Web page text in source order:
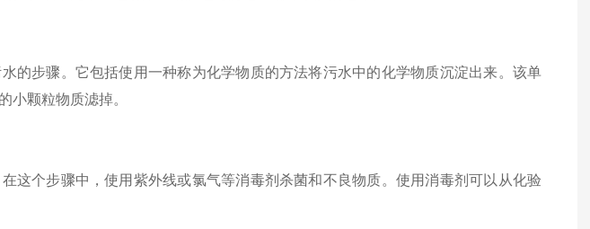
步骤。它包括使用一种称为化学物质的方法将污水中的化学物质沉淀出来。该单
小颗粒物质滤掉。
个步骤中，使用紫外线或氯气等消毒剂杀菌和不良物质。使用消毒剂可以从化验